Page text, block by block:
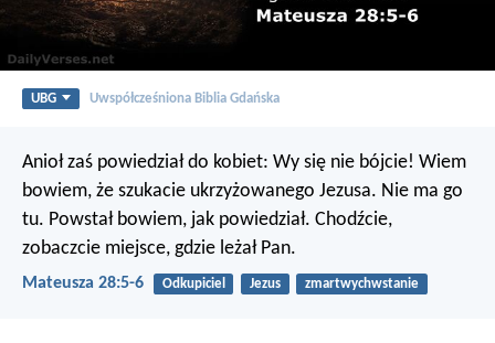
UBG Uwspółcześniona Biblia Gdańska
Anioł zaś powiedział do kobiet: Wy się nie bójcie! Wiem
bowiem, że szukacie ukrzyżowanego Jezusa. Nie ma go
tu. Powstał bowiem, jak powiedział. Chodźcie,
zobaczcie miejsce, gdzie leżał Pan.
Mateusza 28:5-6 Odkupiciel Jezus zmartwychwstanie